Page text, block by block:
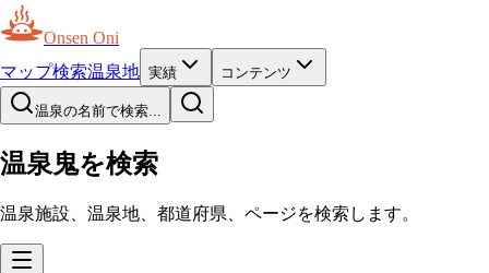
Onsen Oni
マップ検索温泉地 実績 コンテンツ
温泉の名前で検索...
温泉鬼を検索
温泉施設、温泉地、都道府県、ページを検索します。